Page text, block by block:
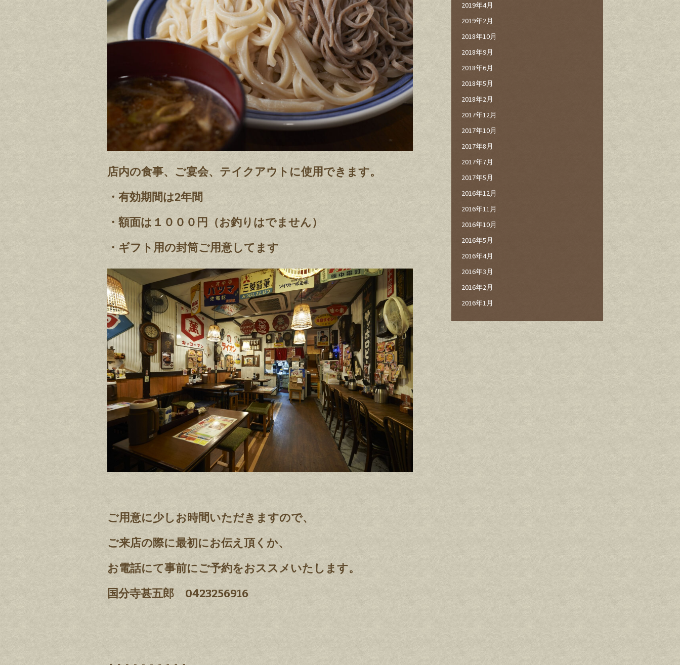
店内の食事、ご宴会、テイクアウトに使用できます。
・有効期間は2年間
・額面は１０００円（お釣りはでません）
・ギフト用の封筒ご用意してます
ご用意に少しお時間いただきますので、
ご来店の際に最初にお伝え頂くか、
お電話にて事前にご予約をおススメいたします。
国分寺甚五郎 0423256916
2019年4月
2019年2月
2018年10月
2018年9月
2018年6月
2018年5月
2018年2月
2017年12月
2017年10月
2017年8月
2017年7月
2017年5月
2016年12月
2016年11月
2016年10月
2016年5月
2016年4月
2016年3月
2016年2月
2016年1月